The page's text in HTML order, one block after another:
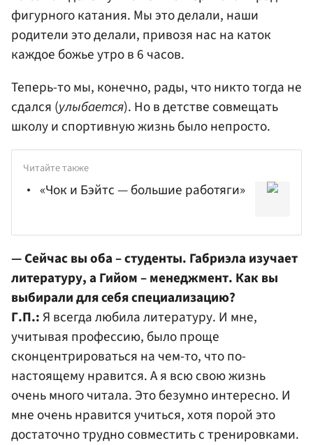
фигурного катания. Мы это делали, наши
родители это делали, привозя нас на каток
каждое божье утро в 6 часов.
Теперь-то мы, конечно, рады, что никто тогда не
сдался (улыбается). Но в детстве совмещать
школу и спортивную жизнь было непросто.
Читайте также
«Чок и Бэйтс — большие работяги»
— Сейчас вы оба – студенты. Габриэла изучает
литературу, а Гийом – менеджмент. Как вы
выбирали для себя специализацию?
Г.П.:Я всегда любила литературу. И мне,
учитывая профессию, было проще
сконцентрироваться на чем-то, что по-
настоящему нравится. А я всю свою жизнь
очень много читала. Это безумно интересно. И
мне очень нравится учиться, хотя порой это
достаточно трудно совместить с тренировками.